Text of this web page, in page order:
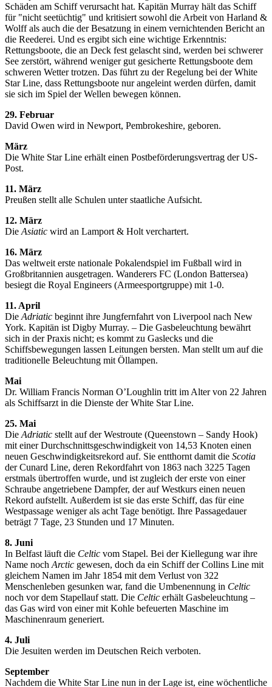
Schäden am Schiff verursacht hat. Kapitän Murray hält das Schiff
für "nicht seetüchtig" und kritisiert sowohl die Arbeit von Harland &
Wolff als auch die der Besatzung in einem vernichtenden Bericht an
die Reederei. Und es ergibt sich eine wichtige Erkenntnis:
Rettungsboote, die an Deck fest gelascht sind, werden bei schwerer
See zerstört, während weniger gut gesicherte Rettungsboote dem
schweren Wetter trotzen. Das führt zu der Regelung bei der White
Star Line, dass Rettungsboote nur angeleint werden dürfen, damit
sie sich im Spiel der Wellen bewegen können.
29. Februar
David Owen wird in Newport, Pembrokeshire, geboren.
März
Die White Star Line erhält einen Postbeförderungsvertrag der US-
Post.
11. März
Preußen stellt alle Schulen unter staatliche Aufsicht.
12. März
Die Asiatic wird an Lamport & Holt verchartert.
16. März
Das weltweit erste nationale Pokalendspiel im Fußball wird in
Großbritannien ausgetragen. Wanderers FC (London Battersea)
besiegt die Royal Engineers (Armeesportgruppe) mit 1-0.
11. April
Die Adriatic beginnt ihre Jungfernfahrt von Liverpool nach New
York. Kapitän ist Digby Murray. – Die Gasbeleuchtung bewährt
sich in der Praxis nicht; es kommt zu Gaslecks und die
Schiffsbewegungen lassen Leitungen bersten. Man stellt um auf die
traditionelle Beleuchtung mit Öllampen.
Mai
Dr. William Francis Norman O’Loughlin tritt im Alter von 22 Jahren
als Schiffsarzt in die Dienste der White Star Line.
25. Mai
Die Adriatic stellt auf der Westroute (Queenstown – Sandy Hook)
mit einer Durchschnittsgeschwindigkeit von 14,53 Knoten einen
neuen Geschwindigkeitsrekord auf. Sie entthornt damit die Scotia
der Cunard Line, deren Rekordfahrt von 1863 nach 3225 Tagen
erstmals übertroffen wurde, und ist zugleich der erste von einer
Schraube angetriebene Dampfer, der auf Westkurs einen neuen
Rekord aufstellt. Außerdem ist sie das erste Schiff, das für eine
Westpassage weniger als acht Tage benötigt. Ihre Passagedauer
beträgt 7 Tage, 23 Stunden und 17 Minuten.
8. Juni
In Belfast läuft die Celtic vom Stapel. Bei der Kiellegung war ihre
Name noch Arctic gewesen, doch da ein Schiff der Collins Line mit
gleichem Namen im Jahr 1854 mit dem Verlust von 322
Menschenleben gesunken war, fand die Umbenennung in Celtic
noch vor dem Stapellauf statt. Die Celtic erhält Gasbeleuchtung –
das Gas wird von einer mit Kohle befeuerten Maschine im
Maschinenraum generiert.
4. Juli
Die Jesuiten werden im Deutschen Reich verboten.
September
Nachdem die White Star Line nun in der Lage ist, eine wöchentliche